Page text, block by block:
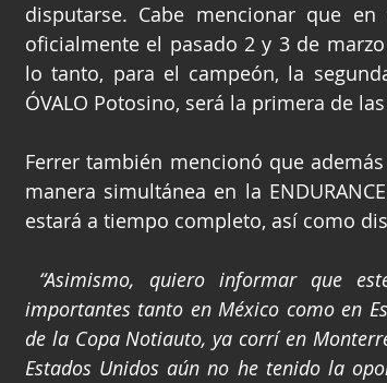
disputarse. Cabe mencionar que
oficialmente el pasado 2 y 3 de
lo tanto, para el campeón, la
ÓVALO Potosino, será la primera de
Ferrer también mencionó que
manera simultánea en la
estará a tiempo completo, así como
“Asimismo, quiero informar que
importantes tanto en México como en
de la Copa Notiauto, ya corrí en
Estados Unidos aún no he tenido la